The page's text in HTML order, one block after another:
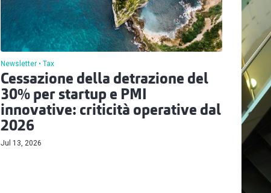
Newsletter Tax
Cessazione della detrazione del
30% per startup e PMI
innovative: criticità operative dal
2026
Jul 13, 2026